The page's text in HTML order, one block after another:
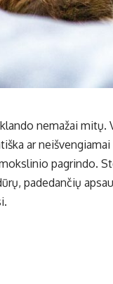
nemažai
ar
pagrindo.
padedančių